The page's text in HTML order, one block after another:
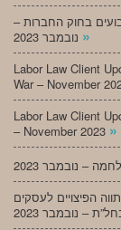
בחוק החברות –
»
Labor Law Client
War – November
Labor Law Client
– November 2023 »
הפיצויים לעסקים